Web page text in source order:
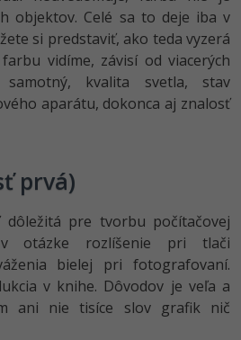
objektov. Celé sa to deje iba v
si predstaviť, ako teda vyzerá
vidíme, závisí od viacerých
samotný, kvalita svetla, stav
aparátu, dokonca aj znalosť
prvá)
pre tvorbu počítačovej
v otázke rozlíšenie pri tlači
bielej pri fotografovaní.
v knihe. Dôvodov je veľa a
ani nie tisíce slov grafik nič